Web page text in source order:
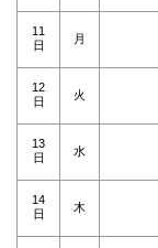
11
日
月
12
日
火
13
日
水
14
日
木